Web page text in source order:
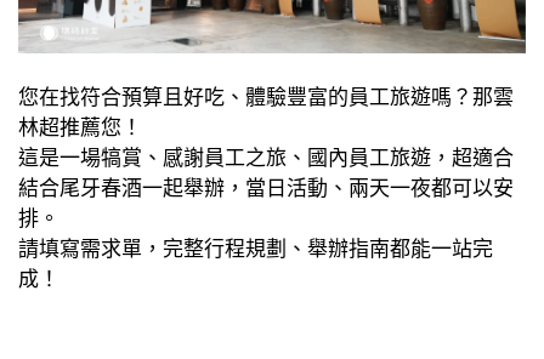
您在找符合預算且好吃、體驗豐富的員工旅遊嗎？那雲
林超推薦您！
這是一場犒賞、感謝員工之旅、國內員工旅遊，超適合
結合尾牙春酒一起舉辦，當日活動、兩天一夜都可以安
排。
請填寫需求單，完整行程規劃、舉辦指南都能一站完
成！